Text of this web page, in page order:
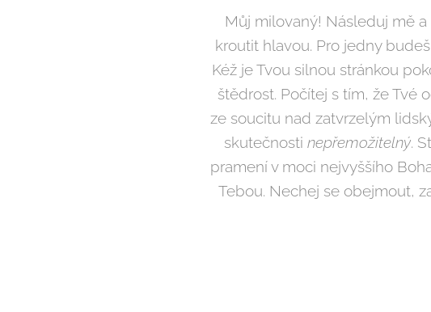
Můj milovaný! Následuj mě
kroutit hlavou. Pro jedny
Kéž je Tvou silnou stránkou
štědrost. Počítej s tím, že Tvé
ze soucitu nad zatvrzelým
skutečnosti nepřemožitelný.
pramení v moci nejvyššího
Tebou. Nechej se obejmout,